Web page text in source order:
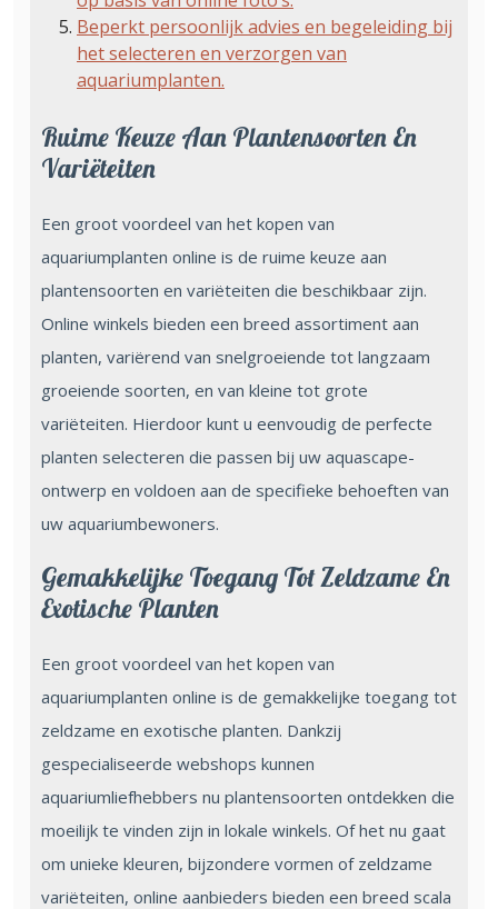
Beperkt persoonlijk advies en begeleiding bij
het selecteren en verzorgen van
aquariumplanten.
Ruime Keuze Aan Plantensoorten En
Variëteiten
Een groot voordeel van het kopen van
aquariumplanten online is de ruime keuze aan
plantensoorten en variëteiten die beschikbaar zijn.
Online winkels bieden een breed assortiment aan
planten, variërend van snelgroeiende tot langzaam
groeiende soorten, en van kleine tot grote
variëteiten. Hierdoor kunt u eenvoudig de perfecte
planten selecteren die passen bij uw aquascape-
ontwerp en voldoen aan de specifieke behoeften van
uw aquariumbewoners.
Gemakkelijke Toegang Tot Zeldzame En
Exotische Planten
Een groot voordeel van het kopen van
aquariumplanten online is de gemakkelijke toegang tot
zeldzame en exotische planten. Dankzij
gespecialiseerde webshops kunnen
aquariumliefhebbers nu plantensoorten ontdekken die
moeilijk te vinden zijn in lokale winkels. Of het nu gaat
om unieke kleuren, bijzondere vormen of zeldzame
variëteiten, online aanbieders bieden een breed scala